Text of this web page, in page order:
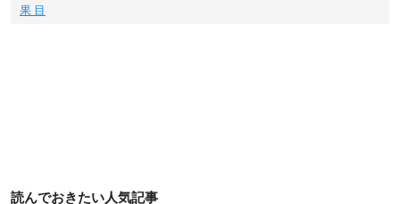
果 目
読んでおきたい人気記事